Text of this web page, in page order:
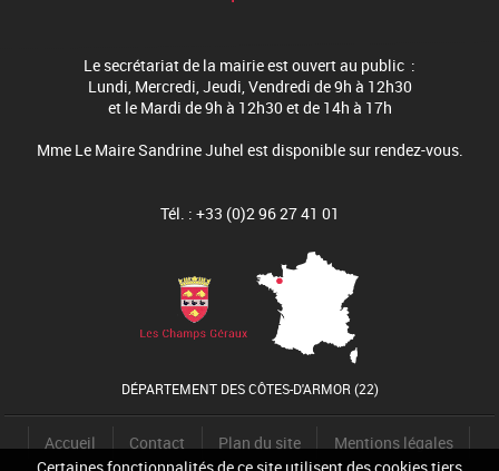
Le secrétariat de la mairie est ouvert au public :
Lundi, Mercredi, Jeudi, Vendredi de 9h à 12h30
et le Mardi de 9h à 12h30 et de 14h à 17h
Mme Le Maire Sandrine Juhel est disponible sur rendez-vous.
Tél. : +33 (0)2 96 27 41 01
DÉPARTEMENT DES CÔTES-D'ARMOR (22)
Accueil Contact Plan du site Mentions légales